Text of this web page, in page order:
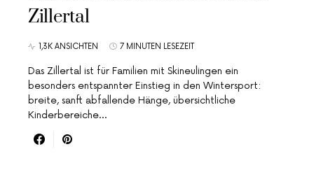
Zillertal
1,3K ANSICHTEN 7 MINUTEN LESEZEIT
Das Zillertal ist für Familien mit Skineulingen ein
besonders entspannter Einstieg in den Wintersport:
breite, sanft abfallende Hänge, übersichtliche
Kinderbereiche…